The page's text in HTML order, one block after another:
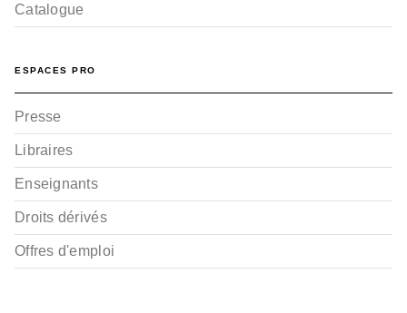
Catalogue
ESPACES PRO
Presse
Libraires
Enseignants
Droits dérivés
Offres d'emploi